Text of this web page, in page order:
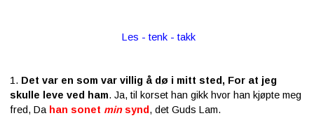
Les - tenk - takk
1. Det var en som var villig å dø i mitt sted, For at jeg
skulle leve ved ham. Ja, til korset han gikk hvor han kjøpte meg
fred, Da han sonet minsynd , det Guds Lam.